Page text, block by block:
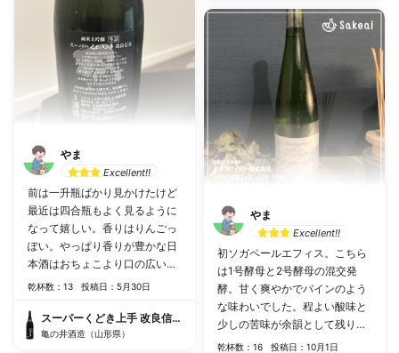
やま
Excellent!!
前は一升瓶ばかり見かけたけど
最近は四合瓶もよく見るように
なって嬉しい。香りはりんごっ
ぽい。やっぱり香りが豊かな日
本酒はおちょこより口の広いワ
イングラスのほうがいい。口に
がり、ゆっくり消えていく感
じ。くどくはないので飲みやす
乾杯数：13 投稿日：5月30日
スーパーくどき上手 改良信交30 純米大吟醸 生詰
亀の井酒造（山形県）
やま
Excellent!!
初ソガペールエフィス。こちら
は1号酵母と2号酵母の混交発
酵。甘く爽やかでパインのよう
な味わいでした。程よい酸味と
少しの苦味が余韻として残り、
始まりから終わりまで味わいを
乾杯数：16 投稿日：10月1日